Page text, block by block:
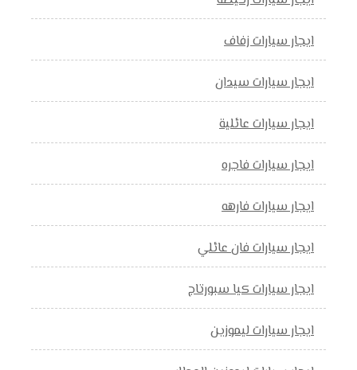
ايجار سيارات زفاف
ايجار سيارات سيدان
ايجار سيارات عائلية
ايجار سيارات فاجره
ايجار سيارات فارهه
ايجار سيارات فان عائلي
ايجار سيارات كيا سبورتاج
ايجار سيارات ليموزين